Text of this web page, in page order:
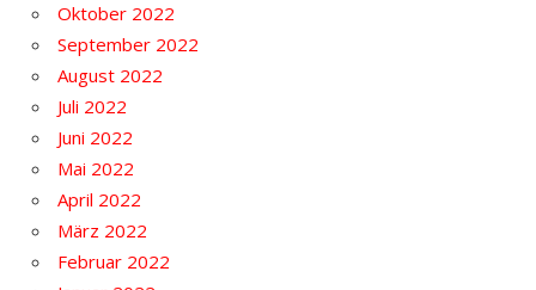
Oktober 2022
September 2022
August 2022
Juli 2022
Juni 2022
Mai 2022
April 2022
März 2022
Februar 2022